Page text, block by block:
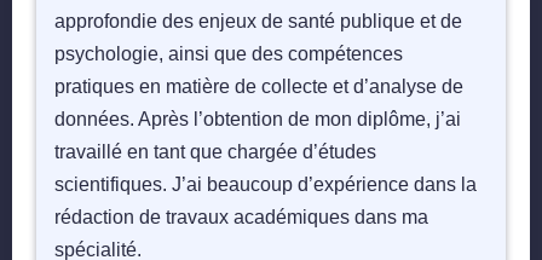
approfondie des enjeux de santé publique et de
psychologie, ainsi que des compétences
pratiques en matière de collecte et d’analyse de
données. Après l’obtention de mon diplôme, j’ai
travaillé en tant que chargée d’études
scientifiques. J’ai beaucoup d’expérience dans la
rédaction de travaux académiques dans ma
spécialité.